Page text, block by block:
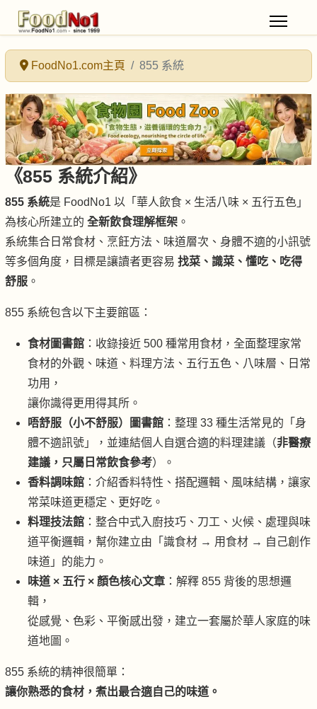
FoodNo1.com主頁 855 系統
《855 系統介紹》
855 系統是 FoodNo1 以「華人飲食 × 生活八味 × 五行五色」
為核心所建立的 全新飲食理解框架 。
系統集合日常食材、烹飪方法、味道層次、身體不適的小訊號
等多個角度，目標是讓讀者更容易 找菜、識菜、懂吃、吃得
舒服 。
855 系統包含以下主要館區：
食材圖書館 ：收錄接近 500 種常用食材，全面整理家常
食材的外觀、味道、料理方法、五行五色、八味層、日常
功用，
讓你識得更用得其所。
唔舒服（小不舒服）圖書館 ：整理 33 種生活常見的「身
體不適訊號」，並連結個人自選合適的料理建議（非醫療
建議，只屬日常飲食參考）。
香料調味館 ：介紹香料特性、搭配邏輯、風味結構，讓家
常菜味道更穩定、更好吃。
料理技法館 ：整合中式入廚技巧、刀工、火候、處理與味
道平衡邏輯，幫你建立由「識食材 → 用食材 → 自己創作
味道」的能力。
味道 × 五行 × 顏色核心文章 ：解釋 855 背後的思想邏
輯，
從感覺、色彩、平衡感出發，建立一套屬於華人家庭的味
道地圖。
855 系統的精神很簡單：
讓你熟悉的食材，煮出最合適自己的味道。